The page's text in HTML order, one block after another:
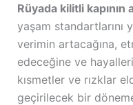
Rüyada kilitli
yaşam standartlarını
verimin artacağına,
edeceğine ve
kısmetler ve rızklar
geçirilecek bir